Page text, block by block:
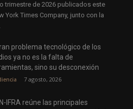
trimestre de 2026 publicados este
York Times Company, junto con la
problema tecnológico de los
ya no es la falta de
sino su desconexión
7 agosto, 2026
IFRA reúne las principales